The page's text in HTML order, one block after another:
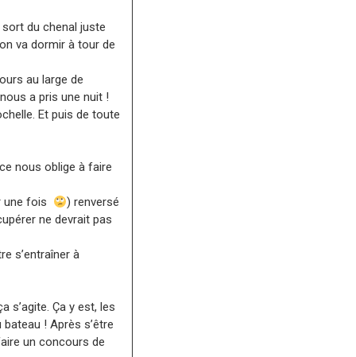
sort du chenal juste
va dormir à tour de
au large de
a pris une nuit !
Et puis de toute
nous oblige à faire
une fois
) renversé
ne devrait pas
s’entraîner à
s’agite. Ça y est, les
! Après s’être
un concours de